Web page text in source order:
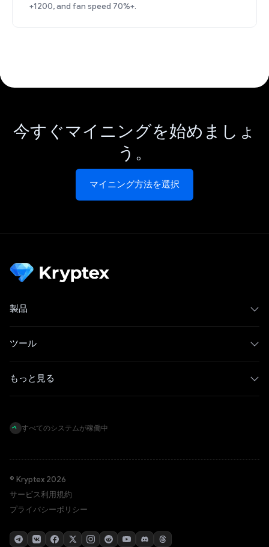
+1200, and fan speed 70%+.
今すぐマイニングを始めましょ
う。
マイニング方法を選択
製品
ツール
もっと見る
すべてのシステムが稼働中
© Kryptex 2026
サービス利用規約
プライバシーポリシー